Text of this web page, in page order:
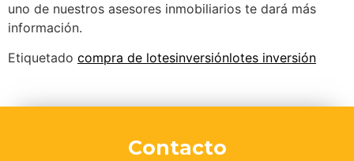
uno de nuestros asesores inmobiliarios te dará más
información.
Etiquetado compra de lotesinversiónlotes inversión
Contacto